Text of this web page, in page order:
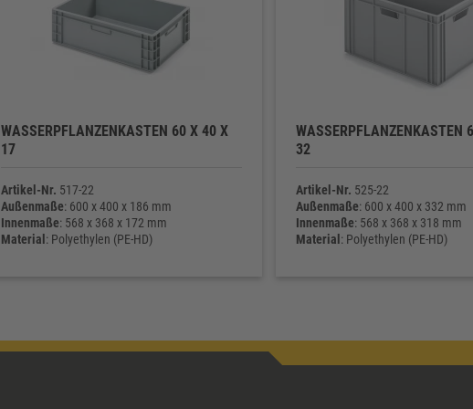
WASSERPFLANZENKASTEN 60 X 40 X
17
Artikel-Nr. 517-22
Außenmaße: 600 x 400 x 186 mm
Innenmaße: 568 x 368 x 172 mm
Material : Polyethylen (PE-HD)
WASSERPFLANZENKASTEN
32
Artikel-Nr. 525-22
Außenmaße: 600 x 400 x 332 mm
Innenmaße: 568 x 368 x 318 mm
Material : Polyethylen (PE-HD)